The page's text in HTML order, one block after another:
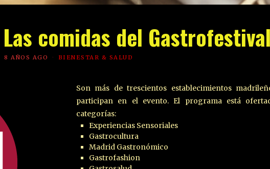
Las comidas del
8 AÑOS AGO BIENESTAR & SALUD
Son más de trescientos establecimientos
participan en el evento. El programa está
categorías:
Experiencias Sensoriales
Gastrocultura
Madrid Gastronómico
Gastrofashion